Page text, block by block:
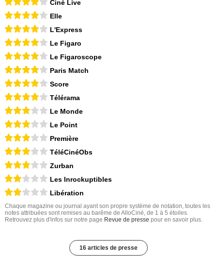
Ciné Live
Elle
L'Express
Le Figaro
Le Figaroscope
Paris Match
Score
Télérama
Le Monde
Le Point
Première
TéléCinéObs
Zurban
Les Inrockuptibles
Libération
Chaque magazine ou journal ayant son propre système de notation, toutes les
notes attribuées sont remises au barême de AlloCiné, de 1 à 5 étoiles.
Retrouvez plus d'infos sur notre page Revue de presse pour en savoir plus.
16 articles de presse